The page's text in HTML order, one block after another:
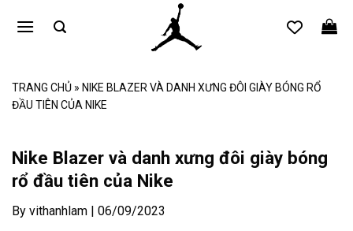
qua
TRANG CHỦ » NIKE BLAZER VÀ DANH XƯNG ĐÔI GIÀY BÓNG RỔ
ĐẦU TIÊN CỦA NIKE
Nike Blazer và danh xưng đôi giày bóng
rổ đầu tiên của Nike
By vithanhlam | 06/09/2023